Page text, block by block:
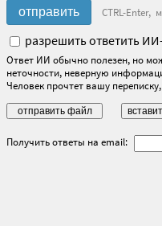
CTRL-Enter,
разрешить ответить
Ответ ИИ обычно полезен, но
неточности, неверную
Человек прочтет вашу
Получить ответы на email: